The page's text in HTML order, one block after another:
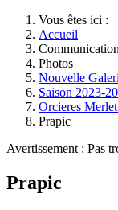
Vous êtes ici :
Accueil
Communication
Photos
Nouvelle
Saison 2023-
Orcieres
Prapic
Avertissement : Pas
Prapic